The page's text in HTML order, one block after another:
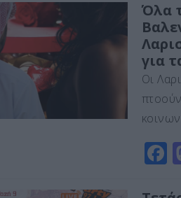
Όλα
για
Οι
F